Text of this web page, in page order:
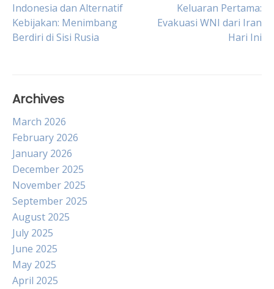
Post
navigation
Indonesia dan Alternatif
Kebijakan: Menimbang
Berdiri di Sisi Rusia
Keluaran Pertama:
Evakuasi WNI dari Iran
Hari Ini
Archives
March 2026
February 2026
January 2026
December 2025
November 2025
September 2025
August 2025
July 2025
June 2025
May 2025
April 2025